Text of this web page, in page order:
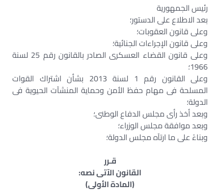
رئيس الجمهورية
بعد الاطلاع على الدستور؛
وعلى قانون العقوبات؛
وعلى قانون الإجراءات الجنائية؛
وعلى قانون القضاء العسكرى الصادر بالقانون رقم 25 لسنة
1966؛
وعلى القانون رقم 1 لسنة 2013 بشأن اشتراك القوات
المسلحة فى مهام حفظ الأمن وحماية المنشآت الحيوية فى
الدولة؛
وبعد أخذ رأى مجلس الدفاع الوطنى؛
وبعد موافقة مجلس الوزراء؛
وبناءً على ما ارتآه مجلس الدولة؛
قـرر
القانون الآتى نصه:
(المادة الأولى)